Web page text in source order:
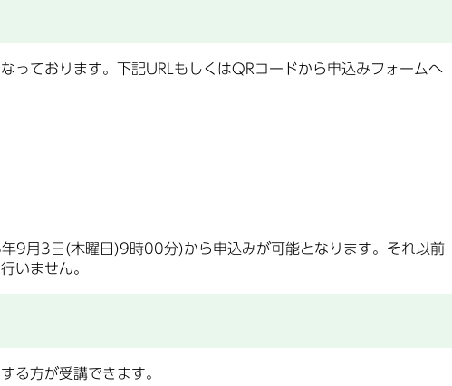
っております。下記URLもしくはQRコードから申込みフォームへ
9月3日(木曜日)9時00分)から申込みが可能となります。それ以前
いません。
る方が受講できます。